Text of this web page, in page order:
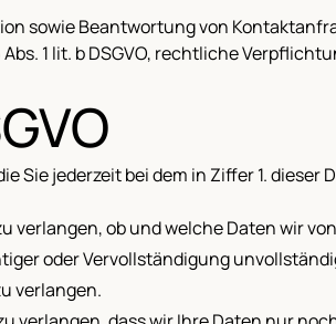
sowie Beantwortung von
1 lit. b DSGVO, rechtliche
Sie jederzeit bei dem in Ziffer 1.
verlangen, ob und welche Daten wir
oder Vervollständigung
verlangen.